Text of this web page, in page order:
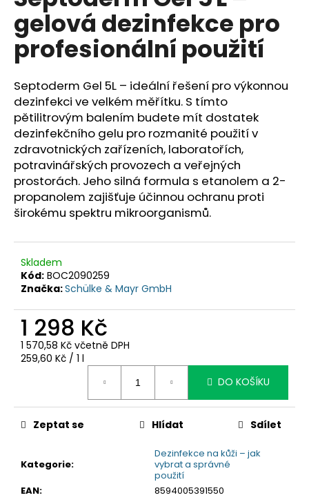
z
5
hvězdiček.
gelová dezinfekce pro
profesionální použití
Septoderm Gel 5L – ideální řešení pro výkonnou
dezinfekci ve velkém měřítku. S tímto
pětilitrovým balením budete mít dostatek
dezinfekčního gelu pro rozmanité použití v
zdravotnických zařízeních, laboratořích,
potravinářských provozech a veřejných
prostorách. Jeho silná formula s etanolem a 2-
propanolem zajišťuje účinnou ochranu proti
širokému spektru mikroorganismů.
Skladem
Kód: BOC2090259
Značka:Schülke & Mayr GmbH
1 298 Kč
1 570,58 Kč včetně DPH
Měrná
259,60 Kč / 1 l
DO KOŠÍKU
Kategorie:
Dezinfekce na kůži – jak
vybrat a správné
použití
EAN: 8594005391550
Zeptat se Hlídat Sdílet
a
j
t
?
HLEDAT
D
o
u
č
u
e